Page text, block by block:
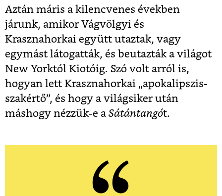
Aztán máris a kilencvenes években
járunk, amikor Vágvölgyi és
Krasznahorkai együtt utaztak, vagy
egymást látogatták, és beutazták a világot
New Yorktól Kiotóig. Szó volt arról is,
hogyan lett Krasznahorkai „apokalipszis-
szakértő”, és hogy a világsiker után
máshogy nézzük-e aSátántangót.